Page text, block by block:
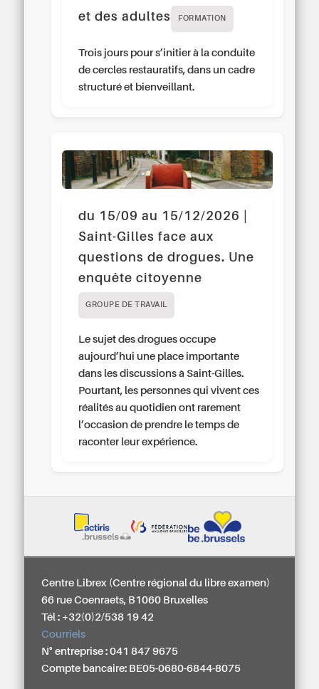
et des adultes
FORMATION
Trois jours pour s’initier à la conduite
de cercles restauratifs, dans un cadre
structuré et bienveillant.
du 15/09 au 15/12/2026 |
Saint-Gilles face aux
questions de drogues. Une
enquête citoyenne
GROUPE DE TRAVAIL
Le sujet des drogues occupe
aujourd’hui une place importante
dans les discussions à Saint-Gilles.
Pourtant, les personnes qui vivent ces
réalités au quotidien ont rarement
l’occasion de prendre le temps de
raconter leur expérience.
Centre Librex (Centre régional du libre examen)
66 rue Coenraets, B1060 Bruxelles
Tél : +32(0)2/538 19 42
Courriels
N° entreprise : 041 847 9675
Compte bancaire: BE05-0680-6844-8075